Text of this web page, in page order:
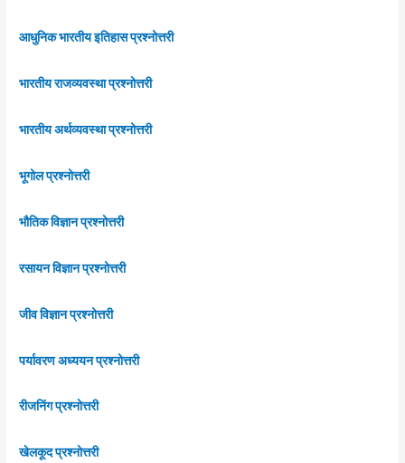
आधुनिक भारतीय इतिहास प्रश्नोत्तरी
भारतीय राजव्यवस्था प्रश्नोत्तरी
भारतीय अर्थव्यवस्था प्रश्नोत्तरी
भूगोल प्रश्नोत्तरी
भौतिक विज्ञान प्रश्नोत्तरी
रसायन विज्ञान प्रश्नोत्तरी
जीव विज्ञान प्रश्नोत्तरी
पर्यावरण अध्ययन प्रश्नोत्तरी
रीजनिंग प्रश्नोत्तरी
खेलकूद प्रश्नोत्तरी